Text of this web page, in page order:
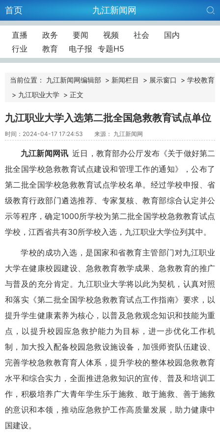
首页 九江新闻网
直播 政务 要闻 视频 社会
国内
行业
教育 电子报 专题H5
当前位置： 九江新闻网编辑部 > 新闻栏目 > 展示窗口 > 学校教育
> 九江职业大学 > 正文
九江职业大学入选第二批全国急救教育试点单位
时间：2024-04-17 17:24:53 来源： 九江新闻网
九江新闻网讯 近日，教育部办公厅发布《关于做好第二
批全国学校急救教育试点建设和管理工作的通知》，公布了
第二批全国学校急救教育试点学校名单。经过学校申报、省
级教育行政部门遴选推荐、专家复核、教育部综合认定并公
示等程序，确定1000所学校为第二批全国学校急救教育试点
学校 ，江西省共有30所学校入选，九江职业大学位列其中。
学校的成功入选，是国家和省教育主管部门对九江职业
大学在健康校园建设、急救教育教学成果、急救教育的推广
与普及的充分肯定。九江职业大学将以此为契机，认真对照
和落实《第二批全国学校急救教育试点工作指南》要求，以
提升学生健康素养为核心，以普及急救观念知识和技能为重
点，以提升校园应急救护能力为目标，进一步优化工作机
制，加大投入配备校园急救设施设备，加强师资队伍建设、
完善学校急救教育育人体系，提升学校的整体校园急救教育
水平和综合实力，全面推进急救知识的宣传、普及和培训工
作，积极培养广大青年学生乐于施救、敢于施救、善于施救
的意识和本领，推动应急救护工作高质量发展，助力健康中
国建设。